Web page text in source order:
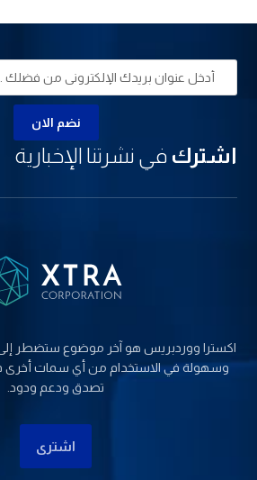
نضم الان
اشترك في نشرتنا الإخبارية
اکسترا ووردبریس هو آخر موضوع ستضطر
وسهولة في الاستخدام من أي سمات أخرى
تصدق ودعم ودود.
اشتری